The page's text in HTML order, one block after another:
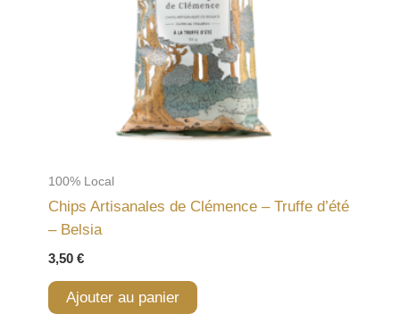
100% Local
Chips Artisanales de Clémence – Truffe d’été
– Belsia
3,50 €
Ajouter au panier